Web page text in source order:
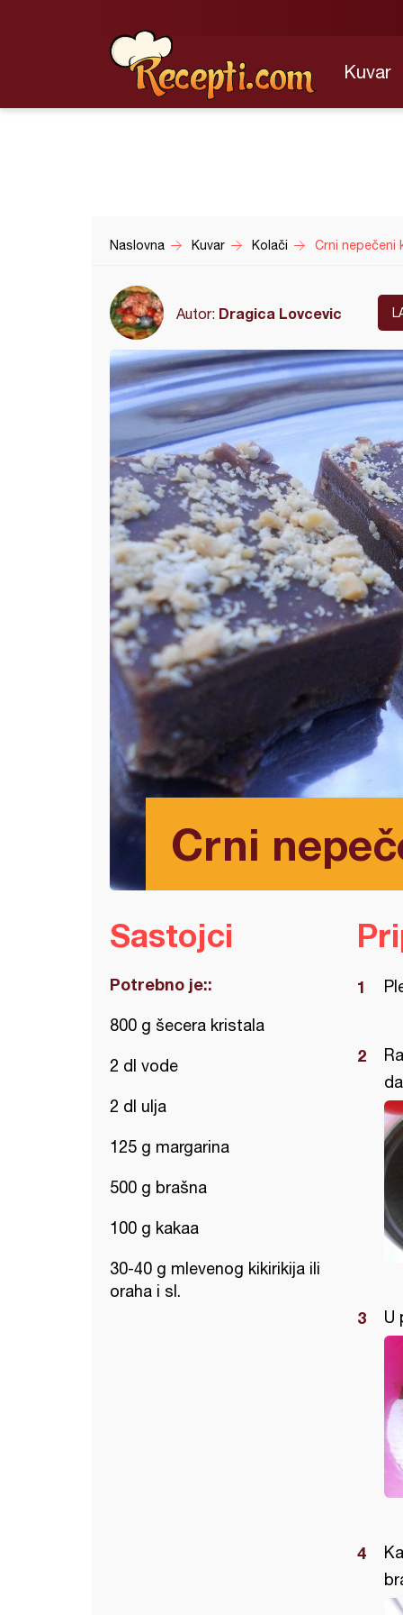
Kuvar
Naslovna Kuvar Kolači Crni nepečeni
Autor: Dragica Lovcevic
Crni
Sastojci
Potrebno je::
800 g šecera kristala
2 dl vode
2 dl ulja
125 g margarina
500 g brašna
100 g kakaa
30-40 g mlevenog kikirikija ili
oraha i sl.
U